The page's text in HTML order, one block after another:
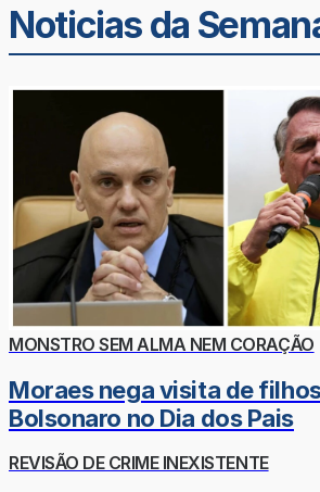
Noticias da
MONSTRO SEM ALMA NEM CORAÇÃO
Moraes nega visita de
Bolsonaro no Dia dos Pais
REVISÃO DE CRIME INEXISTENTE